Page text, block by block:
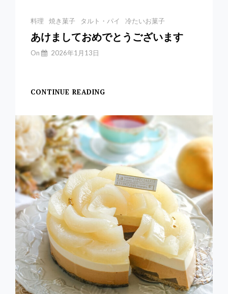
Categories
料理 焼き菓子 タルト・パイ 冷たいお菓子
あけましておめでとうございます
By
On 2026年1月13日
CONTINUE READING
ま
し
て
お
め
で
と
う
ご
ざ
い
ま
す